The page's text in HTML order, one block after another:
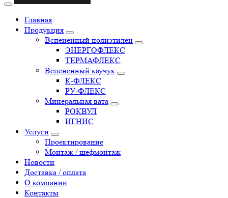
Главная
Продукция
Вспененный полиэтилен
ЭНЕРГОФЛЕКС
ТЕРМАФЛЕКС
Вспененный каучук
К-ФЛЕКС
РУ-ФЛЕКС
Минеральная вата
РОКВУЛ
ИГНИС
Услуги
Проектирование
Монтаж / шефмонтаж
Новости
Доставка / оплата
О компании
Контакты